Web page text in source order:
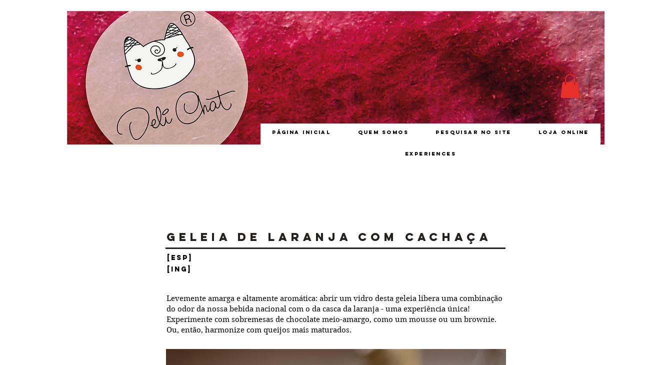
Página inicial Quem somos Pesquisar no site Loja online
Experiences
Geleia de Laranja com Cachaça
[ESP]
[ING]
Levemente amarga e altamente aromática: abrir um vidro desta geleia libera uma combinação
do odor da nossa bebida nacional com o da casca da laranja - uma experiência única!
Experimente com sobremesas de chocolate meio-amargo, como um mousse ou um brownie.
Ou, então, harmonize com queijos mais maturados.